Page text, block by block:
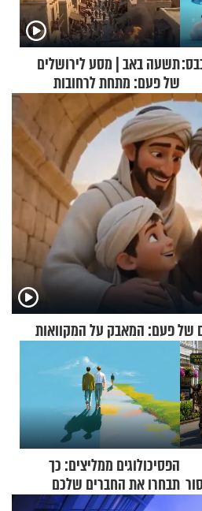
תשעה באב | מסע לירושלים
של פעם: מתחת לרחובות
ירושלים
של פעם: המאבק על המקוואות
הפסיכולוגים ממליצים: כך
תבחרו את החברים שלכם
בחיים